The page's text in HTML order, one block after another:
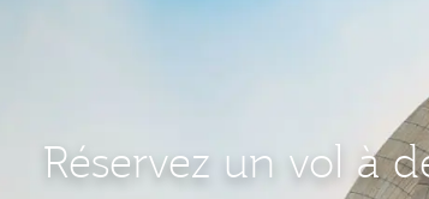
Réservez un vol à